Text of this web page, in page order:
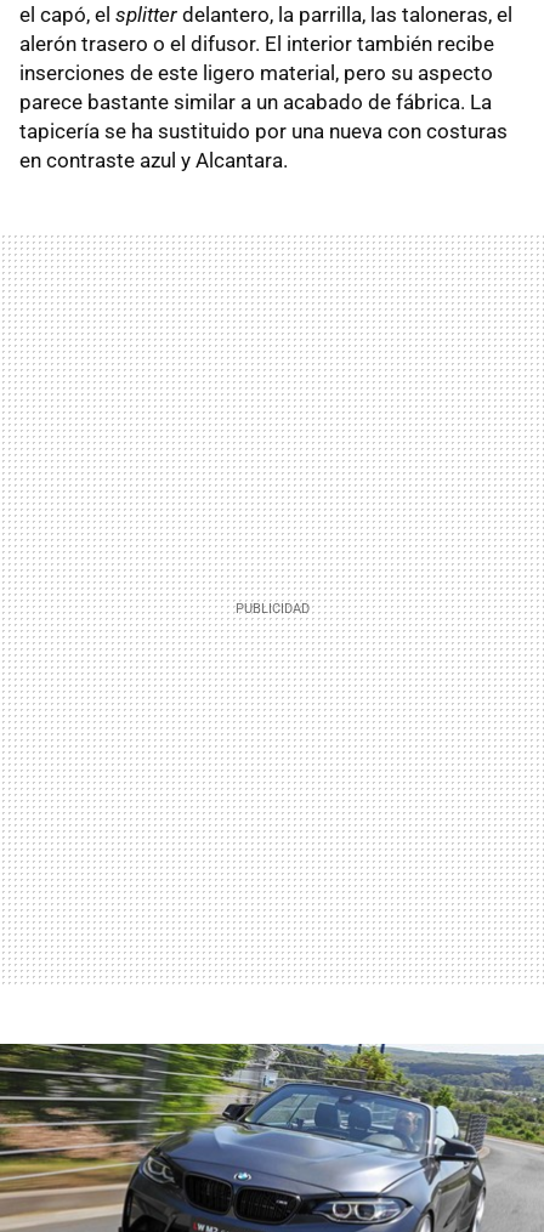
el capó, el splitter delantero, la parrilla, las taloneras, el
alerón trasero o el difusor. El interior también recibe
inserciones de este ligero material, pero su aspecto
parece bastante similar a un acabado de fábrica. La
tapicería se ha sustituido por una nueva con costuras
en contraste azul y Alcantara.